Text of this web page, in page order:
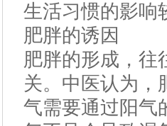
生活习惯的影响
肥胖的诱因
肥胖的形成，往
关。中医认为，
气需要通过阳气